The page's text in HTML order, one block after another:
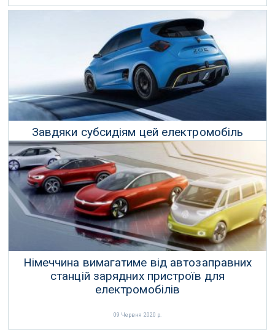
Завдяки субсидіям цей електромобіль
буквально безкоштовний в Німеччині
18 Липня 2020 р.
Німеччина вимагатиме від автозаправних
станцій зарядних пристроїв для
електромобілів
09 Червня 2020 р.